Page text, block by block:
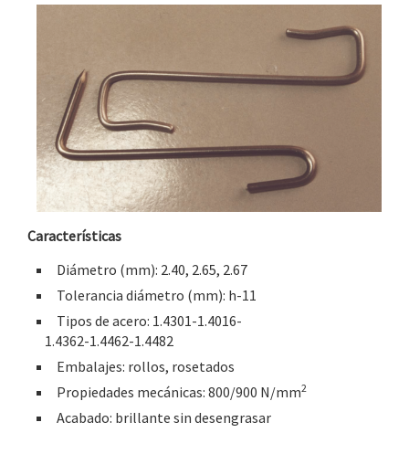
Características
Diámetro (mm): 2.40, 2.65, 2.67
Tolerancia diámetro (mm): h-11
Tipos de acero: 1.4301-1.4016-
1.4362-1.4462-1.4482
Embalajes: rollos, rosetados
Propiedades mecánicas: 800/900 N/mm2
Acabado: brillante sin desengrasar